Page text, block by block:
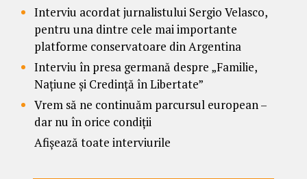
Interviu acordat jurnalistului Sergio Velasco,
pentru una dintre cele mai importante
platforme conservatoare din Argentina
Interviu în presa germană despre „Familie,
Națiune și Credință în Libertate”
Vrem să ne continuăm parcursul european –
dar nu în orice condiții
Afișează toate interviurile